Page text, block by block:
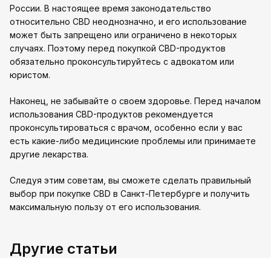
России. В настоящее время законодательство
относительно CBD неоднозначно, и его использование
может быть запрещено или ограничено в некоторых
случаях. Поэтому перед покупкой CBD-продуктов
обязательно проконсультируйтесь с адвокатом или
юристом.
Наконец, не забывайте о своем здоровье. Перед началом
использования CBD-продуктов рекомендуется
проконсультироваться с врачом, особенно если у вас
есть какие-либо медицинские проблемы или принимаете
другие лекарства.
Следуя этим советам, вы сможете сделать правильный
выбор при покупке CBD в Санкт-Петербурге и получить
максимальную пользу от его использования.
Другие статьи